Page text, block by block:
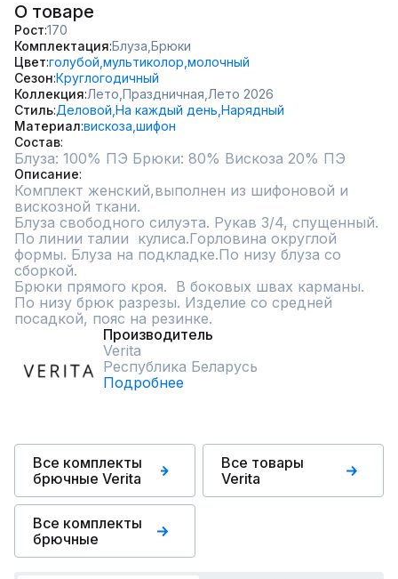
О товаре
Рост 170
Комплектация Блуза, Брюки
Цвет голубой, мультиколор, молочный
Сезон Круглогодичный
Коллекция Лето, Праздничная, Лето 2026
Стиль Деловой, На каждый день, Нарядный
Материал вискоза, шифон
Состав
Блуза: 100% ПЭ Брюки: 80% Вискоза 20% ПЭ
Описание
Комплект женский,выполнен из шифоновой и
вискозной ткани.
Блуза свободного силуэта. Рукав 3/4, спущенный.
По линии талии  кулиса.Горловина округлой
формы. Блуза на подкладке.По низу блуза со
сборкой.
Брюки прямого кроя.  В боковых швах карманы.
По низу брюк разрезы. Изделие со средней
посадкой, пояс на резинке.
Производитель
Verita
Республика Беларусь
Подробнее
Все комплекты
брючные Verita
Все товары
Verita
Все комплекты
брючные